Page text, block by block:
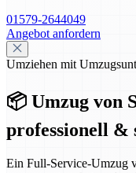
01579-2644049
Angebot anfordern
Umziehen mit
📦 Umzug von
professionell &
Ein Full-Service-Umzug